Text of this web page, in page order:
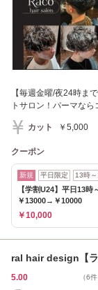
【毎週金曜/夜24時ま
トサロン！パーマなら
カット ￥5,000
クーポン
新規 平日限定 13時
【学割U24】平日13
￥13000→￥10000
￥10,000
ral hair design【
5.00 （6件